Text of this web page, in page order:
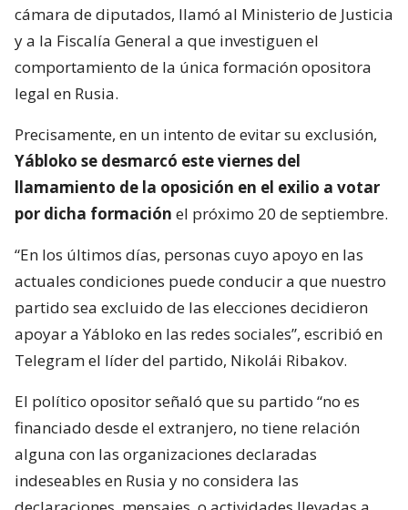
cámara de diputados, llamó al Ministerio de Justicia
y a la Fiscalía General a que investiguen el
comportamiento de la única formación opositora
legal en Rusia.
Precisamente, en un intento de evitar su exclusión,
Yábloko se desmarcó este viernes del
llamamiento de la oposición en el exilio a votar
por dicha formación el próximo 20 de septiembre.
“En los últimos días, personas cuyo apoyo en las
actuales condiciones puede conducir a que nuestro
partido sea excluido de las elecciones decidieron
apoyar a Yábloko en las redes sociales”, escribió en
Telegram el líder del partido, Nikolái Ribakov.
El político opositor señaló que su partido “no es
financiado desde el extranjero, no tiene relación
alguna con las organizaciones declaradas
indeseables en Rusia y no considera las